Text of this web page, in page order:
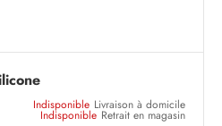
Indisponible Livraison à domicile
Indisponible Retrait en magasin